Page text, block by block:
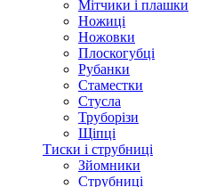
Мітчики і плашки
Ножиці
Ножовки
Плоскогубці
Рубанки
Стаместки
Стусла
Труборізи
Щіпці
Тиски і струбниці
Зйомники
Струбниці